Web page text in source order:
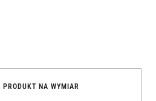
PRODUKT NA WYMIAR